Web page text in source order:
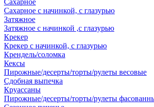
Сахарное
Сахарное с начинкой, с глазурью
Затяжное
Затяжное с начинкой ,с глазурью
Крекер
Крекер с начинкой, с глазурью
Крендель/соломка
Кексы
Пирожные/десерты/торты/рулеты весовые
Сдобная выпечка
Круассаны
Пирожные/десерты/торты/рулеты